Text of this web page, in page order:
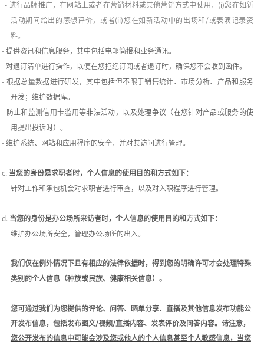
- 进行品牌推广，在网站上或者在营销材料或其他营销方式中使用， (i)您在如新
活动期间给出的感想评价，或者(ii)您在如新活动中的出场和 /或表演记录资
料。
-提供资讯和信息服务，其中包括电邮简报和业务通讯。
-对退订清单进行操作，以便在您拒绝订阅或者退订时，确保您不会收到函件。
- 根据总量数据进行研发，其中包括但不限于销售统计、市场分析、产品和服务
开发；维护数据库。
- 防止和监测信用卡滥用等非法活动，以及处理争议（在您针对产品或服务的使
用提出投诉时）。
-维护系统、网站和应用程序的安全，并对其访问进行管理。
c. 当您的身份是求职者时，个人信息的使用目的和方式如下：
针对工作和承包机会对求职者进行审查，以及对入职程序进行管理。
d. 当您的身份是办公场所来访者时，个人信息的使用目的和方式如下：
维护办公场所安全，管理办公场所的出入。
我们仅在例外情况下且有相应的法律依据时，得到您的明确许可才会处理特殊
类别的个人信息（种族或民族、健康相关信息）。
您可通过我们为您提供的评论、问答、晒单分享、直播及其他信息发布功能公
开发布信息，包括发布图文/视频/直播内容、发表评价及问答内容。 请注意，
您公开发布的信息中可能会涉及您或他人的个人信息甚至个人敏感信息，当您